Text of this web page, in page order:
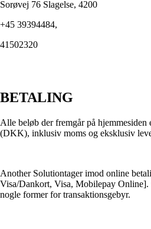
Sorøvej 76 Slagelse, 4200
+45 39394484,
41502320
BETALING
Alle beløb der fremgår på hjemmesiden
(DKK), inklusiv moms og eksklusiv
Another Solutiontager imod online
Visa/Dankort, Visa, Mobilepay
nogle former for transaktionsgebyr.